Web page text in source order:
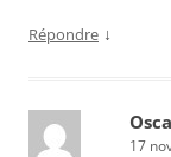
Répondre ↓
17